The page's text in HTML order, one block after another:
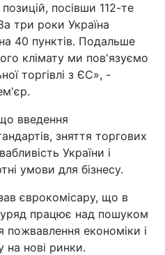
Вакансіїпосівши 112-те
три роки Україна
40 пунктів. Подальше
клімату ми пов'язуємо
торгівлі з ЄС», -
введення
зняття торгових
України і
умови для бізнесу.
єврокомісару, що в
працює над пошуком
пожвавлення економіки і
на нові ринки.